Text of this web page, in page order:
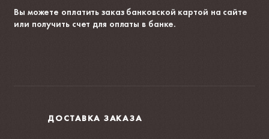
Вы можете оплатить заказ банковской картой на сайте
или получить счет для оплаты в банке.
ДОСТАВКА ЗАКАЗА